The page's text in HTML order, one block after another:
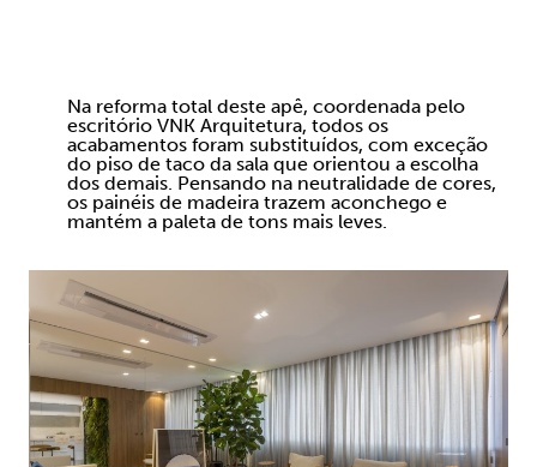
Na reforma total deste apê, coordenada pelo
escritório VNK Arquitetura, todos os
acabamentos foram substituídos, com exceção
do piso de taco da sala que orientou a escolha
dos demais. Pensando na neutralidade de cores,
os painéis de madeira trazem aconchego e
mantém a paleta de tons mais leves.